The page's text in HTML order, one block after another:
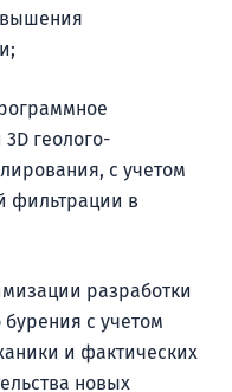
геолого-
с учетом
фильтрации в
разработки
бурения с учетом
и фактических
новых